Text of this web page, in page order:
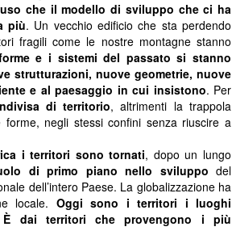
cheil modello di sviluppo che ci ha
più. Un vecchio edificio che sta perdendo
fragili come le nostre montagne stanno
e i sistemi del passato si stanno
strutturazioni, nuove geometrie, nuove
e al paesaggio in cui insistono. Per
di territorio, altrimenti la trappola
negli stessi confini senza riuscire a
i territori sono tornati, dopo un lungo
di primo piano nello sviluppo del
dell’intero Paese. La globalizzazione ha
locale. Oggi sono i territori i luoghi
È dai territori che provengono i più